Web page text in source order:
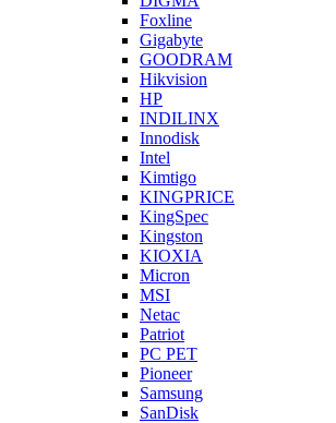
Foxline
Gigabyte
GOODRAM
Hikvision
HP
INDILINX
Innodisk
Intel
Kimtigo
KINGPRICE
KingSpec
Kingston
KIOXIA
Micron
MSI
Netac
Patriot
PC PET
Pioneer
Samsung
SanDisk